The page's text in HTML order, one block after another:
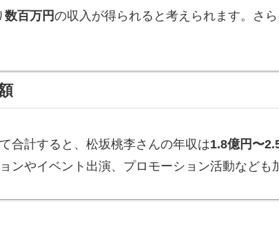
数百万円の収入が得られると考えられます。さ
合計すると、松坂桃李さんの年収は1.8億円〜
ンやイベント出演、プロモーション活動なども